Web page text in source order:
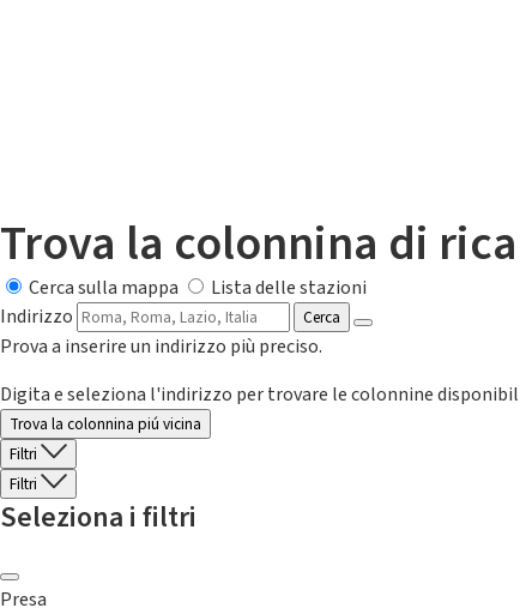
Trova la colonnina di
Cerca sulla mappa
Lista delle stazioni
Indirizzo
Cerca
Prova a inserire un indirizzo più preciso.
Digita e seleziona l'indirizzo per trovare le colonnine
Trova la colonnina piú vicina
Filtri
Filtri
Seleziona i filtri
Presa